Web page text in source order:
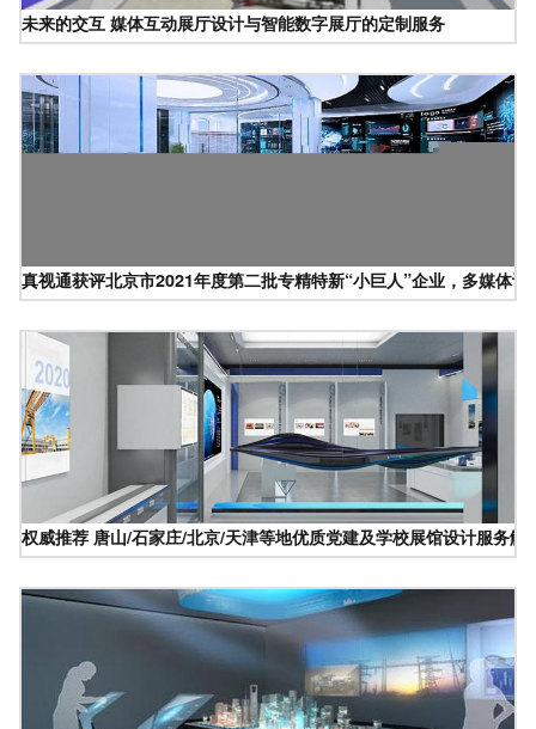
未来的交互 媒体互动展厅设计与智能数字展厅的定制服务
真视通获评北京市2021年度第二批专精特新“小巨人”企业，多媒体设
权威推荐 唐山/石家庄/北京/天津等地优质党建及学校展馆设计服务解